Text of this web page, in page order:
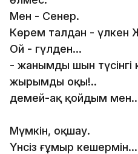
Мен - Сенер.
Көрем талдан - үлкен
Ой - гүлден...
- жанымды шын түсінгің
жырымды оқы!..
демей-ақ қойдым
Мүмкін, оқшау.
Үнсіз ғұмыр кешермін...